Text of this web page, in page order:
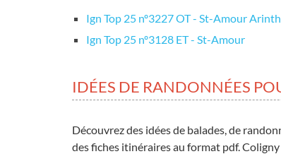
Ign Top 25 nº3227 OT - St-Amour
Ign Top 25 nº3128 ET - St-Amour
IDÉES DE RANDONNÉES
Découvrez des idées de balades, de
des fiches itinéraires au format pdf.